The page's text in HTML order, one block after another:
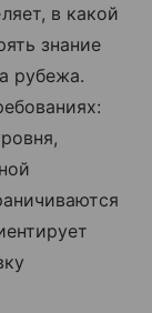
в какой
знание
рубежа.